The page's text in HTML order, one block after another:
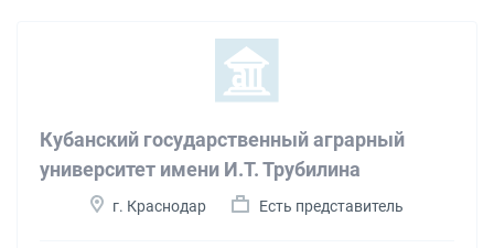
Кубанский государственный аграрный
университет имени И.Т. Трубилина
г. Краснодар Есть представитель